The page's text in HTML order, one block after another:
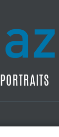
PORTRAITS